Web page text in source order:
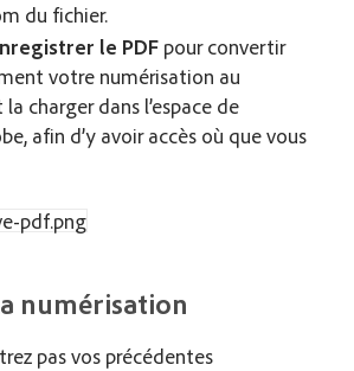
du fichier.
le PDF pour convertir
votre numérisation au
charger dans l’espace de
afin d’y avoir accès où que vous
numérisation
pas vos précédentes